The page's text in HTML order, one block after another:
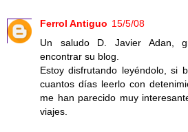
Ferrol Antiguo 15/5/08
Un saludo D. Javier Adan,
encontrar su blog.
Estoy disfrutando leyéndolo, si
cuantos días leerlo con
me han parecido muy
viajes.